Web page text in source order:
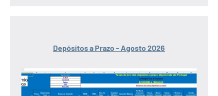
Depósitos a Prazo - Agosto 2026